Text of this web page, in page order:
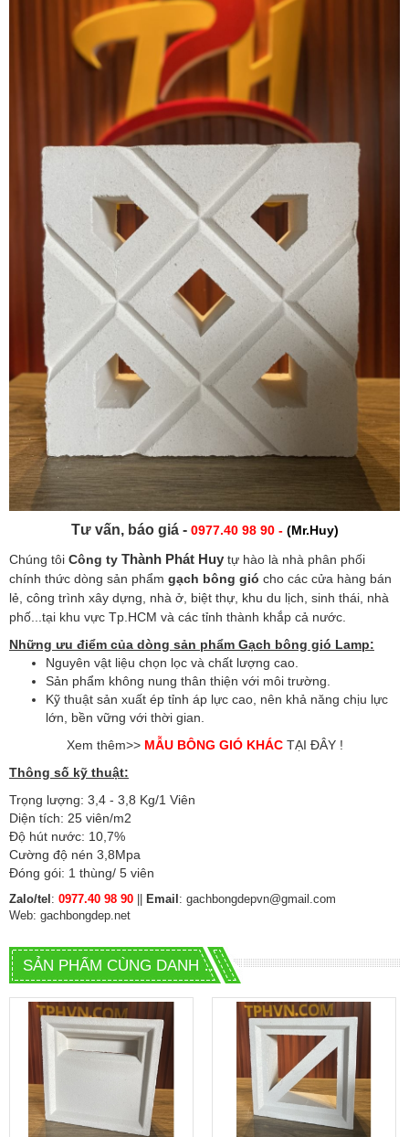
Tư vấn, báo giá - 0977.40 98 90 - (Mr.Huy)
Chúng tôi Công ty Thành Phát Huy tự hào là nhà phân phối
chính thức dòng sản phẩm gạch bông gió cho các cửa hàng bán
lẻ, công trình xây dựng, nhà ở, biệt thự, khu du lịch, sinh thái, nhà
phố...tại khu vực Tp.HCM và các tỉnh thành khắp cả nước.
Những ưu điểm của dòng sản phẩm Gạch bông gió Lamp:
Nguyên vật liệu chọn lọc và chất lượng cao.
Sản phẩm không nung thân thiện với môi trường.
Kỹ thuật sản xuất ép tỉnh áp lực cao, nên khả năng chịu lực
lớn, bền vững với thời gian.
Xem thêm>> MẪU BÔNG GIÓ KHÁCTẠI ĐÂY !
Thông số kỹ thuật:
Trọng lượng: 3,4 - 3,8 Kg/1 Viên
Diện tích: 25 viên/m2
Độ hút nước: 10,7%
Cường độ nén 3,8Mpa
Đóng gói: 1 thùng/ 5 viên
Zalo/tel : 0977.40 98 90 Email : gachbongdepvn@gmail.com
Web: gachbongdep.net
SẢN PHẨM CÙNG DANH MỤC